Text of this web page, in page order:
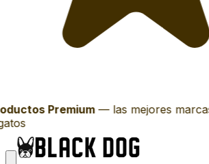
Premium—las mejores